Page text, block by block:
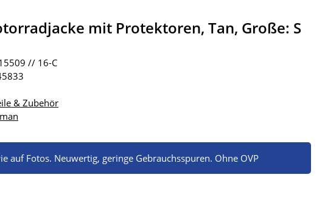
mit Protektoren, Tan, Große: S
// 16-C
& Zubehör
auf Fotos. Neuwertig, geringe Gebrauchsspuren. Ohne OVP